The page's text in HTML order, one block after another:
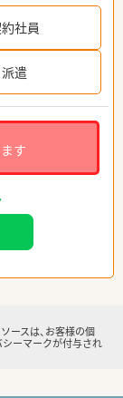
社員
派遣
す
ースは、お客様の個
ーマークが付与され